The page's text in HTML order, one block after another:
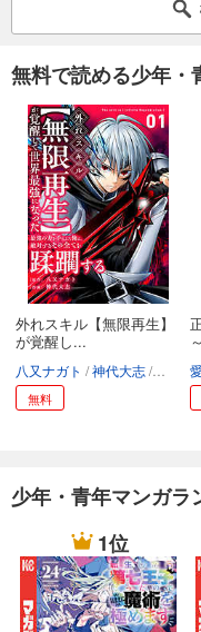
無料で読める少年・
外れスキル【無限再生】
が覚醒し...
八又ナガト 神代大志 アン
無料
少年・青年マンガラ
1位